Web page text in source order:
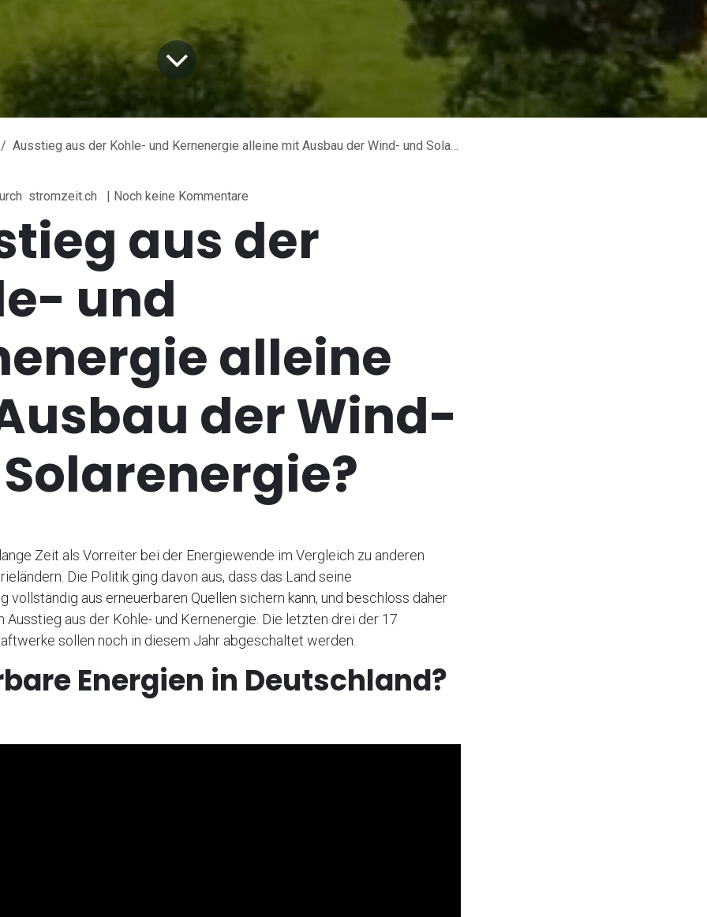
Ausstieg aus der Kohle- und Kernenergie alleine mit Ausbau der Wind- und Solarenergie?
stromzeit.ch | Noch keine Kommentare
aus der
und
alleine
der Wind-
Zeit als Vorreiter bei der Energiewende im Vergleich zu anderen
Die Politik ging davon aus, dass das Land seine
vollständig aus erneuerbaren Quellen sichern kann, und beschloss daher
Ausstieg aus der Kohle- und Kernenergie. Die letzten drei der 17
sollen noch in diesem Jahr abgeschaltet werden.
Energien in Deutschland?